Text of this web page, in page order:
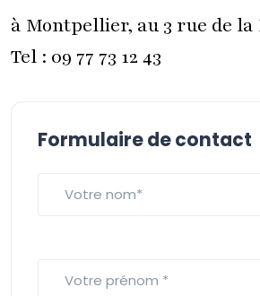
à Montpellier, au 3 rue de
Tel : 09 77 73 12 43
Formulaire de contact